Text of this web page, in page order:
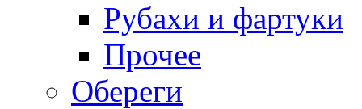
Рубахи и фартуки
Прочее
Обереги